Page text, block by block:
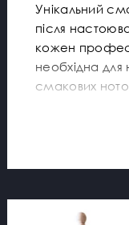
Унікальний
після
кожен
необхідна для
смакових
характерний
кольору.
Ціна дубової
себе. Ви